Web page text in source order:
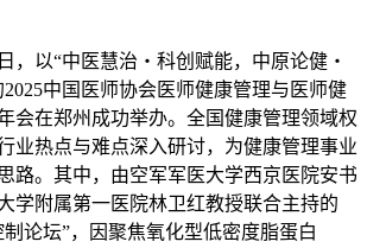
，以“中医慧治・科创赋能，中原论健・
中国医师协会医师健康管理与医师健
会在郑州成功举办。全国健康管理领域权
业热点与难点深入研讨，为健康管理事业
路。其中，由空军军医大学西京医院安书
学附属第一医院林卫红教授联合主持的
论坛”，因聚焦氧化型低密度脂蛋白